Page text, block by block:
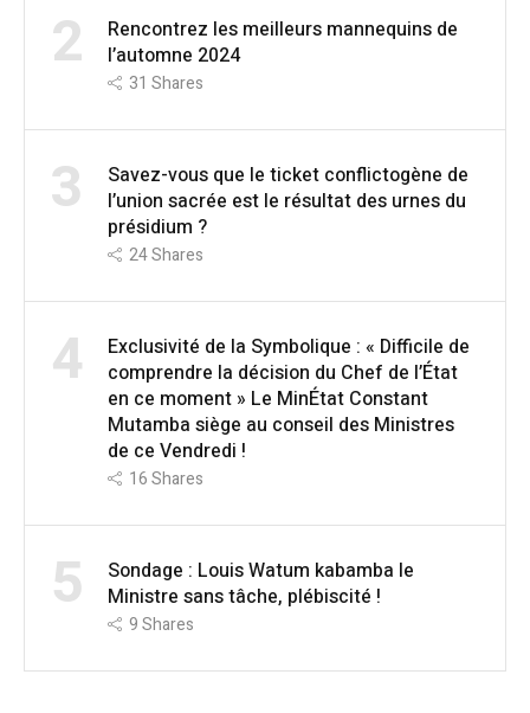
2
Rencontrez les meilleurs mannequins de
l’automne 2024
31 Shares
3
Savez-vous que le ticket conflictogène de
l’union sacrée est le résultat des urnes du
présidium ?
24Shares
4
Exclusivité de la Symbolique : « Difficile de
comprendre la décision du Chef de l’État
en ce moment » Le MinÉtat Constant
Mutamba siège au conseil des Ministres
de ce Vendredi !
16Shares
5
Sondage : Louis Watum kabamba le
Ministre sans tâche, plébiscité !
9Shares